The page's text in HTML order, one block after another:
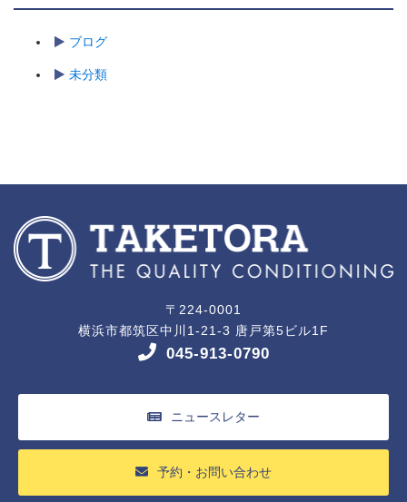
ブログ
未分類
〒224-0001
横浜市都筑区中川1-21-3 唐戸第5ビル1F
045-913-0790
ニュースレター
予約・お問い合わせ